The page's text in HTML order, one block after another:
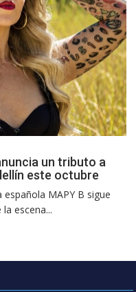
un tributo a
este octubre
MAPY B sigue
escena...